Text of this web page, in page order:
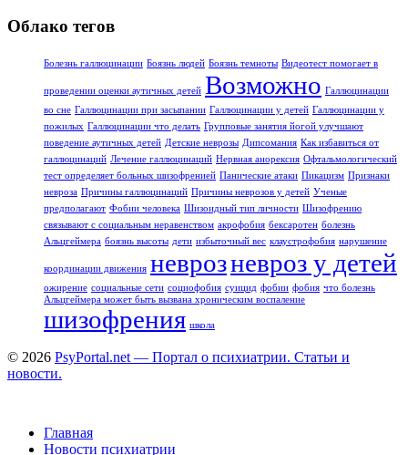
Облако тегов
Болезнь галлюцинации Боязнь людей Боязнь темноты Видеотест помогает в
проведении оценки аутичных детей Возможно Галлюцинации
во сне Галлюцинации при засыпании Галлюцинации у детей Галлюцинации у
пожилых Галлюцинации что делать Групповые занятия йогой улучшают
поведение аутичных детей Детские неврозы Дипсомания Как избавиться от
галлюцинаций Лечение галлюцинаций Нервная анорексия Офтальмологический
тест определяет больных шизофренией Панические атаки Пикацизм Признаки
невроза Причины галлюцинаций Причины неврозов у детей Ученые
предполагают Фобии человека Шизоидный тип личности Шизофрению
связывают с социальным неравенством акрофобия бексаротен болезнь
Альцгеймера боязнь высоты дети избыточный вес клаустрофобия нарушение
координации движения неврозневроз у детей
ожирение социальные сети социофобия суицид фобии фобия что болезнь
Альцгеймера может быть вызвана хроническим воспаление
шизофрения школа
© 2026 PsyPortal.net — Портал о психиатрии. Статьи и
новости.
Главная
Новости психиатрии